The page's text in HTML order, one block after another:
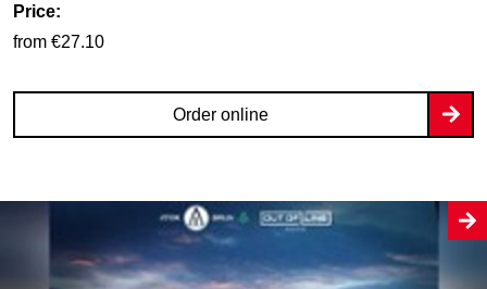
Price:
from €27.10
Order online